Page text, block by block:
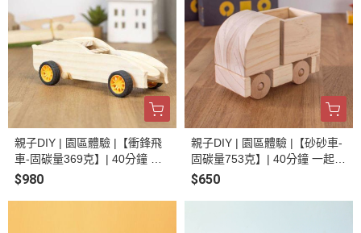
親子DIY | 園區體驗 |【衝鋒飛
車-固碳量369克】| 40分鐘 一
起創作 | 趣味童玩 | 手作體驗 |
$980
親子DIY | 園區體驗 |【砂砂車-
固碳量753克】| 40分鐘 一起創
作 | 趣味童玩 | 手作體驗 | 線上
$650